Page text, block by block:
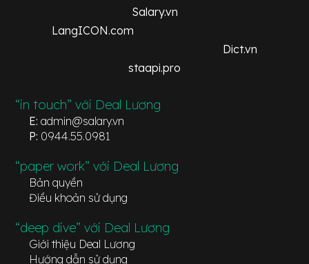
Salary.vn
LangICON.com
Dict.vn
staapi.pro
“in touch” với Deal Lương
E: admin@salary.vn
P: 0944.55.0981
“paper work” với Deal Lương
Bản quyền
Điều khoản sử dụng
“deep dive” với Deal Lương
Giới thiệu Deal Lương
Hướng dẫn sử dụng